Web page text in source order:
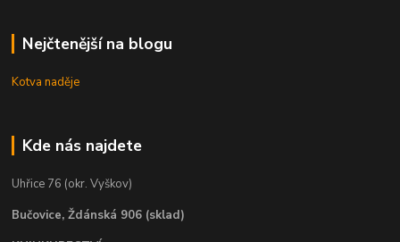
Nejčtenější na blogu
Kotva naděje
Kde nás najdete
Uhřice 76 (okr. Vyškov)
Bučovice, Ždánská 906 (sklad)